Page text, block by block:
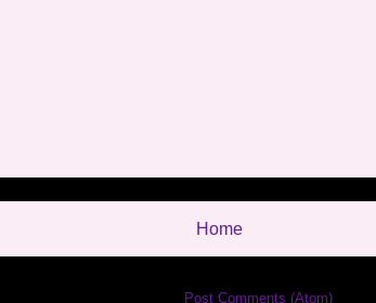
Home
Post Comments (Atom)